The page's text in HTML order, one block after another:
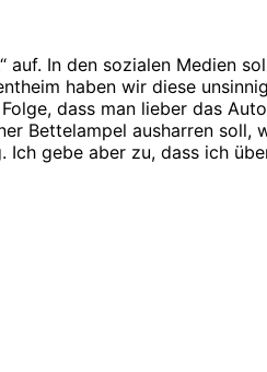
In den sozialen Medien
haben wir diese
dass man lieber das
Bettelampel ausharren
gebe aber zu, dass ich